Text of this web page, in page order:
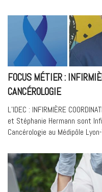
FOCUS MÉTIER :
CANCÉROLOGIE
L’IDEC : INFIRMIÈRE
et Stéphanie Hermann sont
Cancérologie au Médipôle